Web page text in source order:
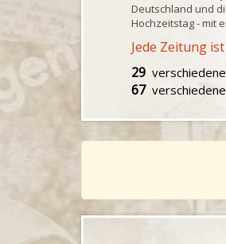
Deutschland und
Hochzeitstag - mit
Jede Zeitung
29
67verschiedene